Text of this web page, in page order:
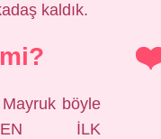
kaldık.
böyle
İLK